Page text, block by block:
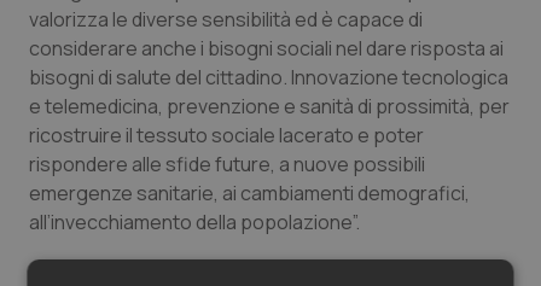
Salute orale & impianti
Sangue & coagulazione
Tiroide
Tumore al seno
valorizza le diverse sensibilità ed è capace di
considerare anche i bisogni sociali nel dare risposta ai
bisogni di salute del cittadino. Innovazione tecnologica
e telemedicina, prevenzione e sanità di prossimità, per
ricostruire il tessuto sociale lacerato e poter
rispondere alle sfide future, a nuove possibili
emergenze sanitarie, ai cambiamenti demografici,
all’invecchiamento della popolazione”.